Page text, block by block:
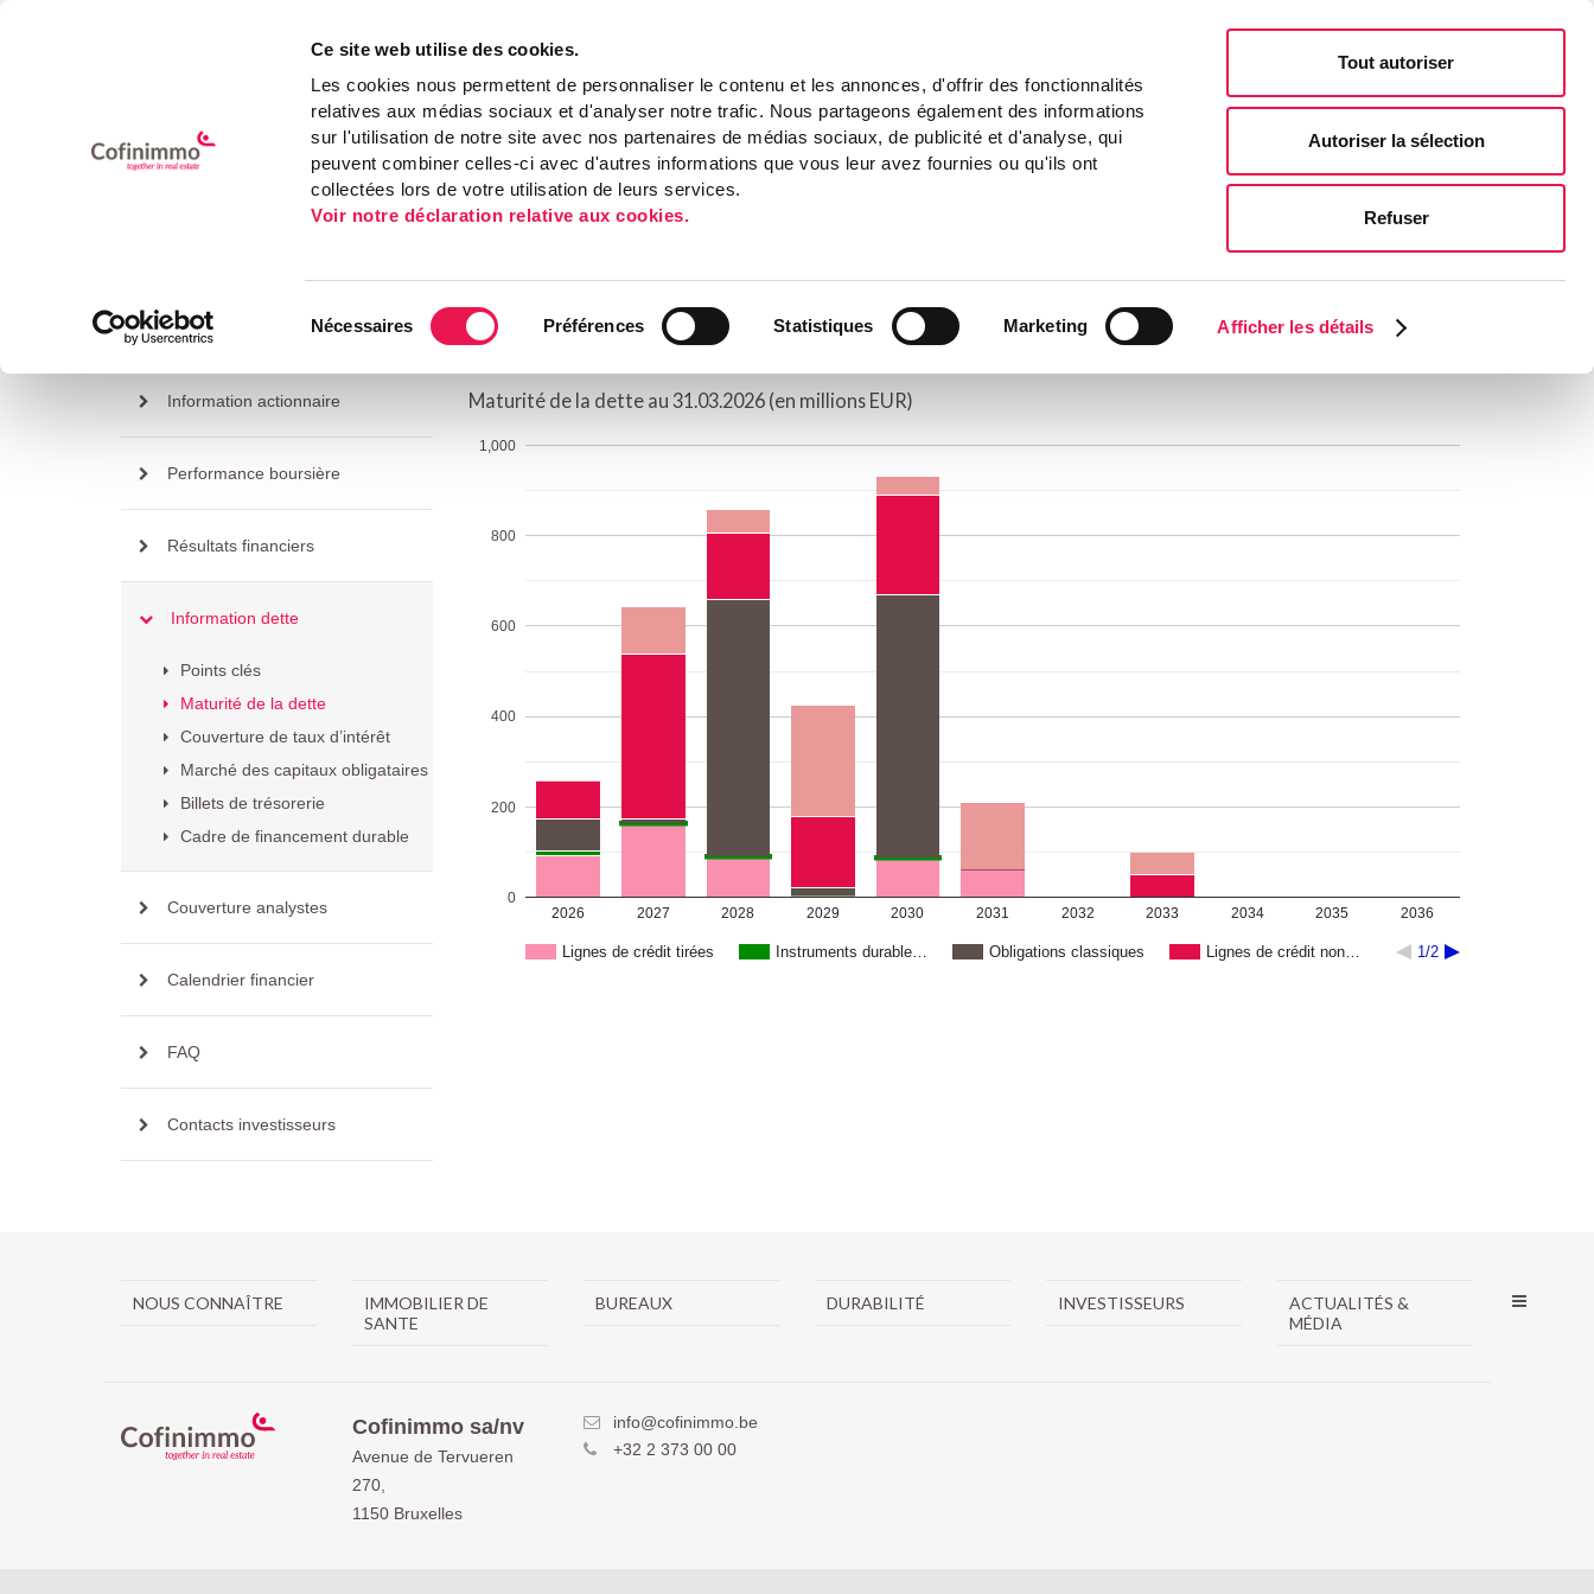
Ce site web utilise des cookies.
Les cookies nous permettent de personnaliser le contenu et les annonces, d'offrir des fonctionnalités
relatives aux médias sociaux et d'analyser notre trafic. Nous partageons également des informations
sur l'utilisation de notre site avec nos partenaires de médias sociaux, de publicité et d'analyse, qui
peuvent combiner celles-ci avec d'autres informations que vous leur avez fournies ou qu'ils ont
collectées lors de votre utilisation de leurs services.
Voir notre déclaration relative aux cookies.
Nécessaires Préférences Statistiques Marketing Afficher les détails
Tout autoriser
Autoriser la sélection
Refuser
FR
Contactez-nous
NOUS CONNAÎTRE IMMOBILIER DE SANTE BUREAUX DURABILITÉ ACTUALITÉS & MÉDIA
Information dette Maturité de la dette
Rapports & présentations
Information actionnaire
Performance boursière
Résultats financiers
Information dette
Points clés
Maturité de la dette
Couverture de taux d’intérêt
Marché des capitaux obligataires
Billets de trésorerie
Cadre de financement durable
Couverture analystes
Calendrier financier
FAQ
Contacts investisseurs
Maturité de la dette
Maturité de la dette au 31.03.2026 (en millions EUR)
Lignes de crédit tirées Instruments durable… Obligations classiques Lignes de crédit non… 1/2
2026 2027 2028 2029 2030 2031 2032 2033 2034 2035 2036
0
200
400
600
800
1,000
NOUS CONNAÎTRE
IMMOBILIER DE
SANTE
BUREAUX DURABILITÉ INVESTISSEURS
ACTUALITÉS &
MÉDIA
Cofinimmo sa/nv
Avenue de Tervueren
270,
1150 Bruxelles
info@cofinimmo.be
+32 2 373 00 00